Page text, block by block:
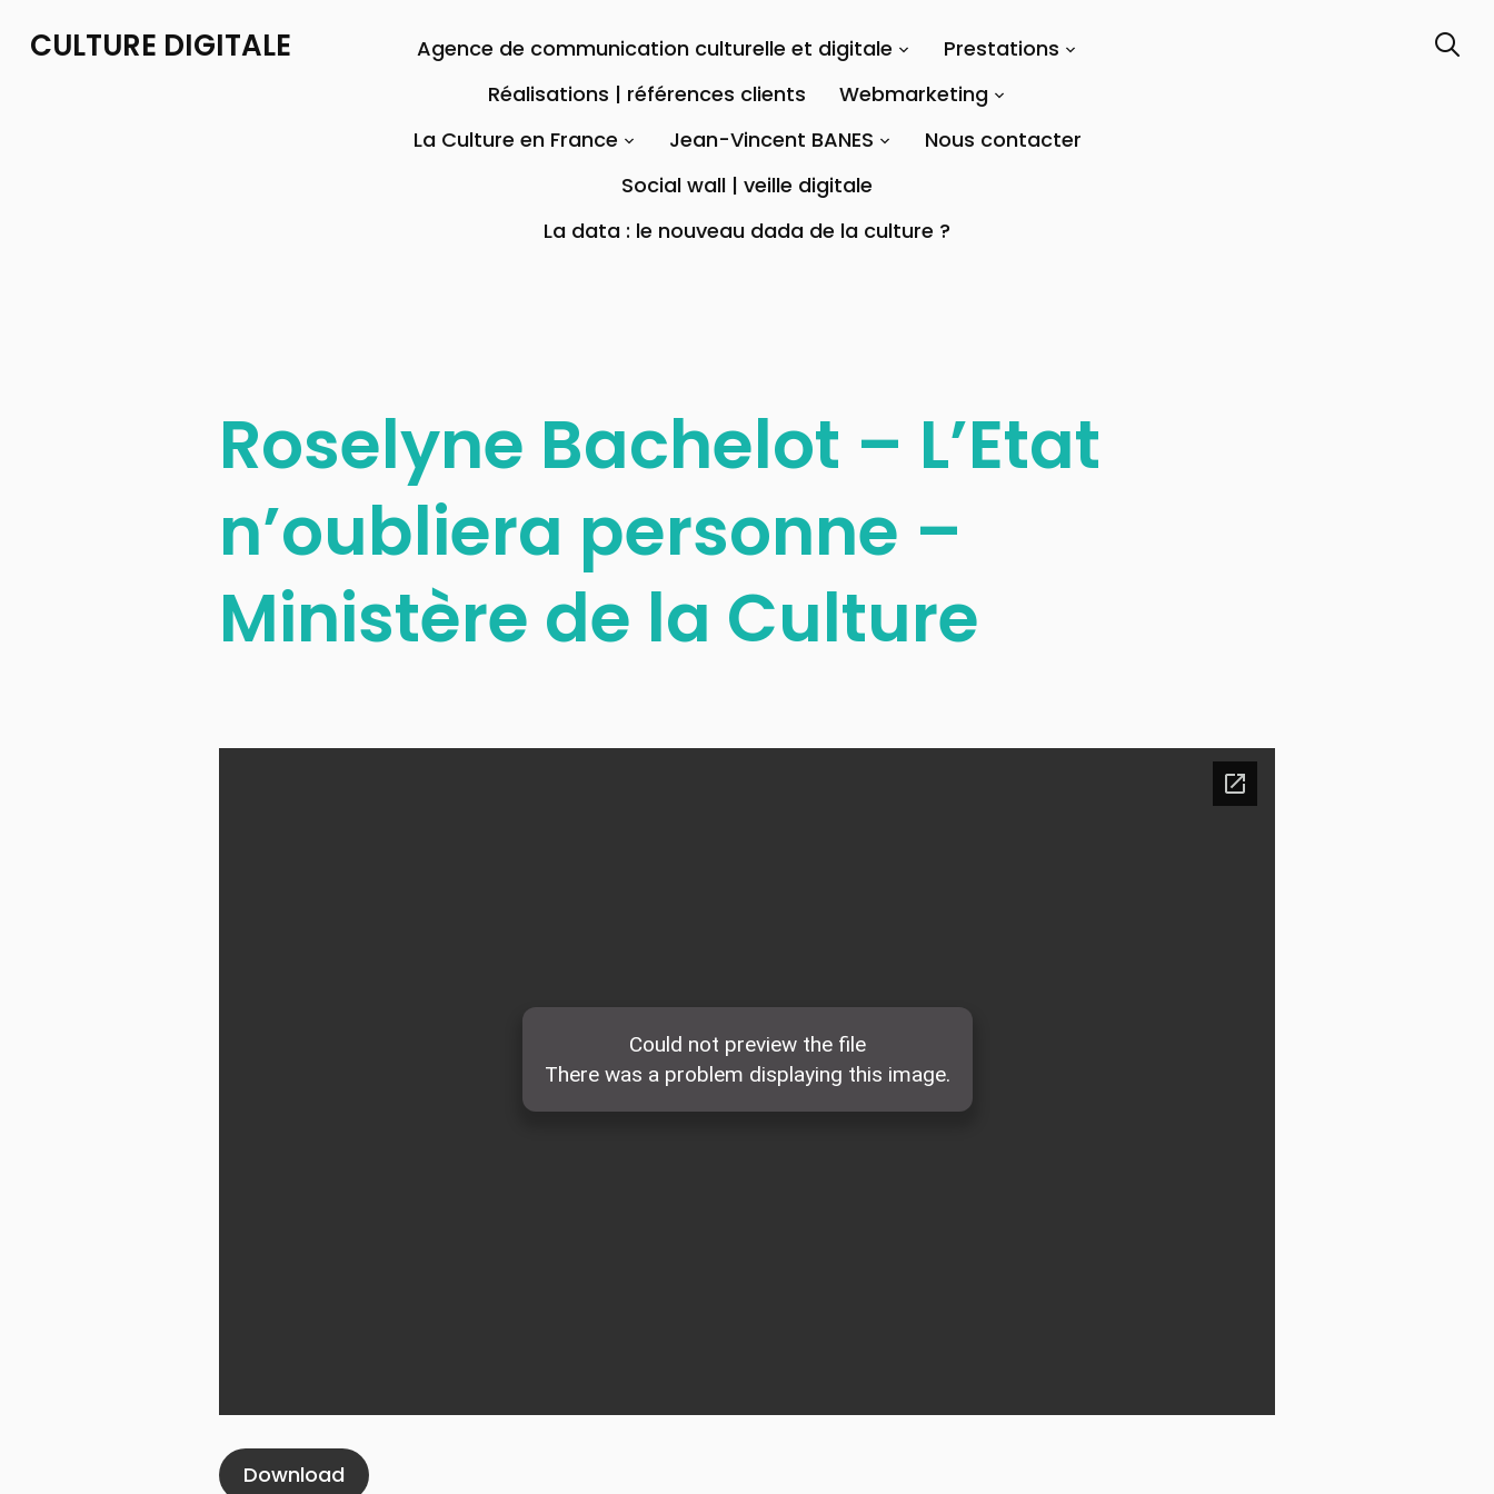
CULTURE DIGITALE Agence de communication culturelle et digitale
Prestations
Réalisations | références clients
Webmarketing
La Culture en France
Jean-Vincent BANES
Nous contacter
Social wall | veille digitale
La data : le nouveau dada de la culture ?
Roselyne Bachelot – L’Etat
n’oubliera personne –
Ministère de la Culture
Download